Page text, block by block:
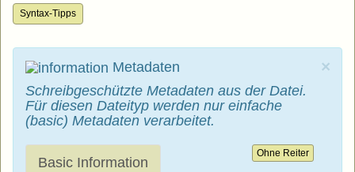
Syntax-Tipps
×
Metadaten
Schreibgeschützte Metadaten aus der Datei.
Für diesen Dateityp werden nur einfache
(basic) Metadaten verarbeitet.
Ohne Reiter
Basic Information